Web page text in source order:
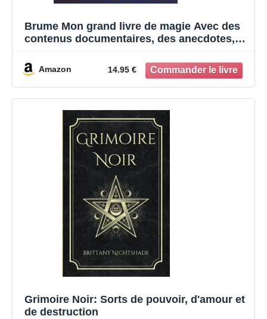
Brume Mon grand livre de magie Avec des
contenus documentaires, des anecdotes,
Amazon 14.95 €
Grimoire Noir: Sorts de pouvoir, d'amour et
de destruction